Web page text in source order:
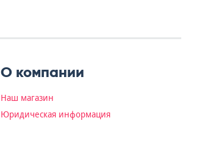
О компании
Наш магазин
Юридическая информация